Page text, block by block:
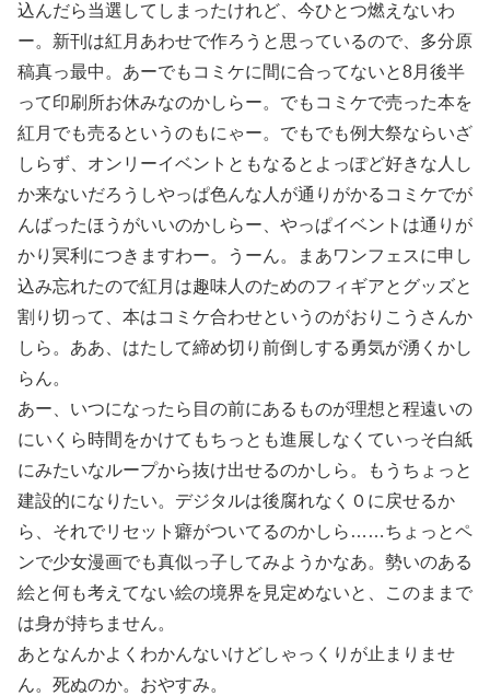
込んだら当選してしまったけれど、今ひとつ燃えないわ
ー。新刊は紅月あわせで作ろうと思っているので、多分原
稿真っ最中。あーでもコミケに間に合ってないと8月後半
って印刷所お休みなのかしらー。でもコミケで売った本を
紅月でも売るというのもにゃー。でもでも例大祭ならいざ
しらず、オンリーイベントともなるとよっぽど好きな人し
か来ないだろうしやっぱ色んな人が通りがかるコミケでが
んばったほうがいいのかしらー、やっぱイベントは通りが
かり冥利につきますわー。うーん。まあワンフェスに申し
込み忘れたので紅月は趣味人のためのフィギアとグッズと
割り切って、本はコミケ合わせというのがおりこうさんか
しら。ああ、はたして締め切り前倒しする勇気が湧くかし
らん。
あー、いつになったら目の前にあるものが理想と程遠いの
にいくら時間をかけてもちっとも進展しなくていっそ白紙
にみたいなループから抜け出せるのかしら。もうちょっと
建設的になりたい。デジタルは後腐れなく０に戻せるか
ら、それでリセット癖がついてるのかしら……ちょっとペ
ンで少女漫画でも真似っ子してみようかなあ。勢いのある
絵と何も考えてない絵の境界を見定めないと、このままで
は身が持ちません。
あとなんかよくわかんないけどしゃっくりが止まりませ
ん。死ぬのか。おやすみ。